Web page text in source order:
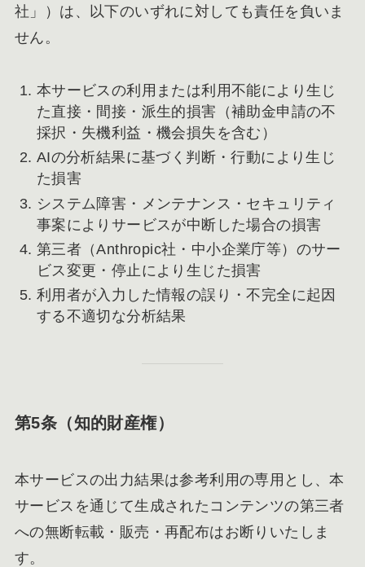
社」）は、以下のいずれに対しても責任を負いま
せん。
本サービスの利用または利用不能により生じ
た直接・間接・派生的損害（補助金申請の不
採択・失機利益・機会損失を含む）
AIの分析結果に基づく判断・行動により生じ
た損害
システム障害・メンテナンス・セキュリティ
事案によりサービスが中断した場合の損害
第三者（Anthropic社・中小企業庁等）のサー
ビス変更・停止により生じた損害
利用者が入力した情報の誤り・不完全に起因
する不適切な分析結果
第5条（知的財産権）
本サービスの出力結果は参考利用の専用とし、本
サービスを通じて生成されたコンテンツの第三者
への無断転載・販売・再配布はお断りいたしま
す。